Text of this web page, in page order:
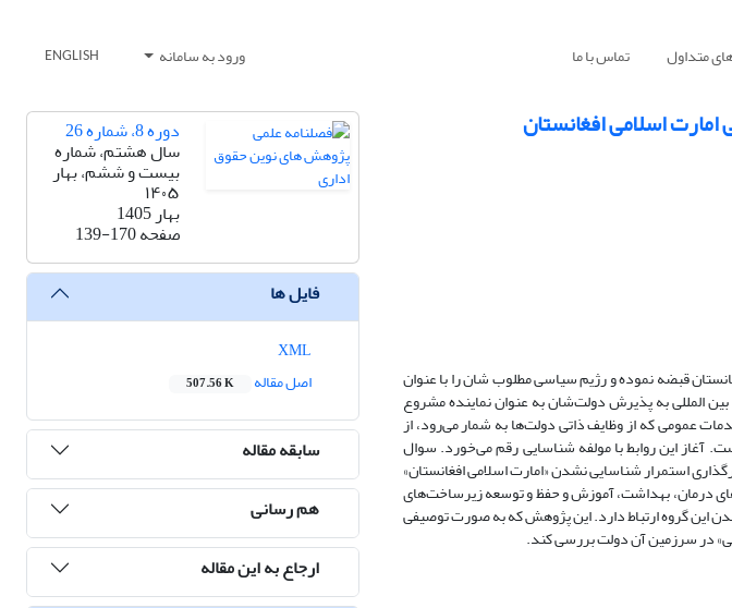
متداول تماس با ما ورود به سامانه ENGLISH
اسلامی افغانستان
در افغانستان قبضه نموده و رژیم سیاسی مطلوب شان را با عنوان
نخست زمامداری خود(2001-1996)، در متقاعد ساختن جامعه بین المللی به پذیرش دولت‌شان به عنوان نماینده مشروع
عمومی که از وظایف ذاتی دولت‌ها به شمار می‌رود، از
آغاز این روابط با مولفه شناسایی رقم می‌خورد. سوال
استمرار شناسایی نشدن «امارت اسلامی افغانستان»
درمان، بهداشت، آموزش و حفظ و توسعه زیرساخت‌های
این گروه ارتباط دارد. این پژوهش که به صورت توصیفی
در سرزمین آن دولت بررسی کند.
دوره 8، شماره 26
سال هشتم، شماره
بیست و ششم، بهار
۱۴۰۵
بهار 1405
صفحه139-170
فایل ها
اصل مقاله
507.56 K
سابقه مقاله
هم رسانی
ارجاع به این مقاله